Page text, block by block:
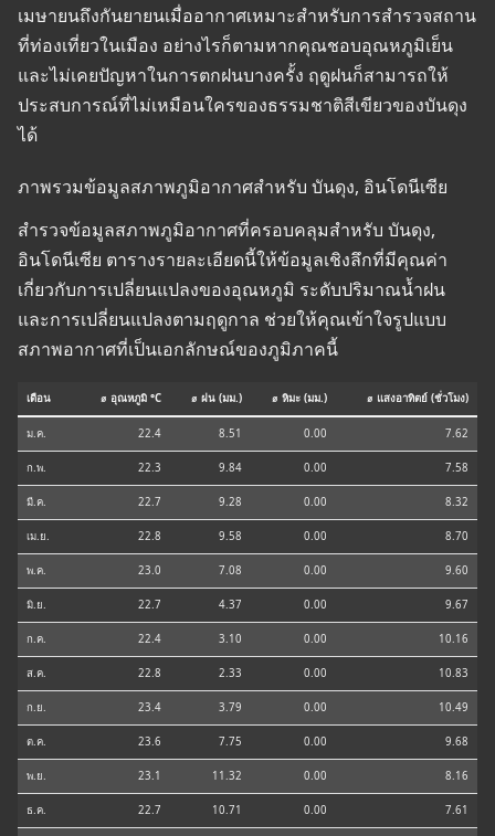
เมษายนถึงกันยายนเมื่ออากาศเหมาะสำหรับการสำรวจสถาน
ที่ท่องเที่ยวในเมือง อย่างไรก็ตามหากคุณชอบอุณหภูมิเย็น
และไม่เคยปัญหาในการตกฝนบางครั้ง ฤดูฝนก็สามารถให้
ประสบการณ์ที่ไม่เหมือนใครของธรรมชาติสีเขียวของบันดุง
ได้
ภาพรวมข้อมูลสภาพภูมิอากาศสำหรับ บันดุง, อินโดนีเซีย
สำรวจข้อมูลสภาพภูมิอากาศที่ครอบคลุมสำหรับ บันดุง,
อินโดนีเซีย ตารางรายละเอียดนี้ให้ข้อมูลเชิงลึกที่มีคุณค่า
เกี่ยวกับการเปลี่ยนแปลงของอุณหภูมิ ระดับปริมาณน้ำฝน
และการเปลี่ยนแปลงตามฤดูกาล ช่วยให้คุณเข้าใจรูปแบบ
สภาพอากาศที่เป็นเอกลักษณ์ของภูมิภาคนี้
เดือน ⌀ อุณหภูมิ °C ⌀ ฝน (มม.) ⌀ หิมะ (มม.) ⌀ แสงอาทิตย์ (ชั่วโมง)
ม.ค. 22.4 8.51 0.00 7.62
ก.พ. 22.3 9.84 0.00 7.58
มี.ค. 22.7 9.28 0.00 8.32
เม.ย. 22.8 9.58 0.00 8.70
พ.ค. 23.0 7.08 0.00 9.60
มิ.ย. 22.7 4.37 0.00 9.67
ก.ค. 22.4 3.10 0.00 10.16
ส.ค. 22.8 2.33 0.00 10.83
ก.ย. 23.4 3.79 0.00 10.49
ต.ค. 23.6 7.75 0.00 9.68
พ.ย. 23.1 11.32 0.00 8.16
ธ.ค. 22.7 10.71 0.00 7.61